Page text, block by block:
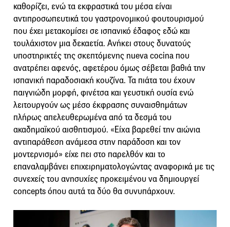
καθορίζει, ενώ τα εκφραστικά του μέσα είναι
αντιπροσωπευτικά του γαστρονομικού φουτουρισμού
που έχει μετακομίσει σε ισπανικό έδαφος εδώ και
τουλάχιστον μια δεκαετία. Ανήκει στους δυνατούς
υποστηρικτές της σκεπτόμενης nueva cocina που
ανατρέπει αφενός, αφετέρου όμως σέβεται βαθιά την
ισπανική παραδοσιακή κουζίνα. Τα πιάτα του έχουν
παιγνιώδη μορφή, φινέτσα και γευστική ουσία ενώ
λειτουργούν ως μέσο έκφρασης συναισθημάτων
πλήρως απελευθερωμένα από τα δεσμά του
ακαδημαϊκού αισθητισμού. «Είχα βαρεθεί την αιώνια
αντιπαράθεση ανάμεσα στην παράδοση και τον
μοντερνισμό» είχε πει στο παρελθόν και το
επαναλαμβάνει επιχειρηματολογώντας αναφορικά με τις
συνεχείς του ανησυχίες προκειμένου να δημιουργεί
concepts όπου αυτά τα δύο θα συνυπάρχουν.